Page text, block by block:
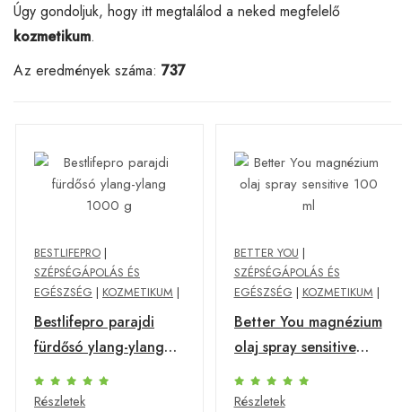
Úgy gondoljuk, hogy itt megtalálod a neked megfelelő
kozmetikum.
Az eredmények száma: 737
BESTLIFEPRO |
SZÉPSÉGÁPOLÁS ÉS
EGÉSZSÉG | KOZMETIKUM |
Bestlifepro parajdi
fürdősó ylang-ylang
1000 g
Részletek
BETTER YOU |
SZÉPSÉGÁPOLÁS ÉS
EGÉSZSÉG | KOZMETIKUM |
Better You magnézium
olaj spray sensitive
100 ml
Részletek